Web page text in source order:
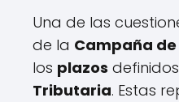
Una de las
de la Campaña
los plazos
Tributaria. Estas